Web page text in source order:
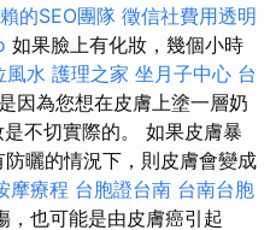
的SEO團隊 徵信社費用透明
如果臉上有化妝，幾個小時
風水 護理之家 坐月子中心 台
因為您想在皮膚上塗一層奶
不切實際的。 如果皮膚暴
曬的情況下，則皮膚會變成
摩療程 台胞證台南 台南台胞
，也可能是由皮膚癌引起